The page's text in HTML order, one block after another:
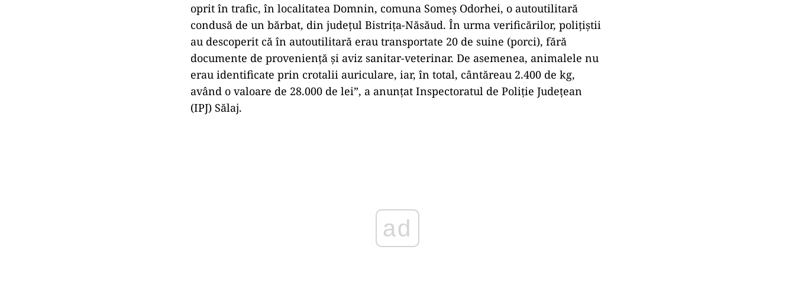
oprit în trafic, în localitatea Domnin, comuna Someş Odorhei, o autoutilitară
condusă de un bărbat, din judeţul Bistriţa-Năsăud. În urma verificărilor, poliţiştii
au descoperit că în autoutilitară erau transportate 20 de suine (porci), fără
documente de provenienţă şi aviz sanitar-veterinar. De asemenea, animalele nu
erau identificate prin crotalii auriculare, iar, în total, cântăreau 2.400 de kg,
având o valoare de 28.000 de lei”, a anunțat Inspectoratul de Poliţie Judeţean
(IPJ) Sălaj.